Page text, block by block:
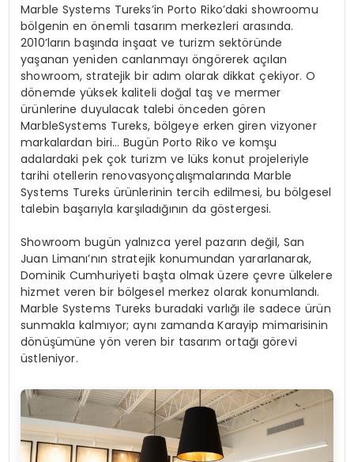
Marble Systems Tureks’in Porto Riko’daki showroomu
bölgenin en önemli tasarım merkezleri arasında.
2010’ların başında inşaat ve turizm sektöründe
yaşanan yeniden canlanmayı öngörerek açılan
showroom, stratejik bir adım olarak dikkat çekiyor. O
dönemde yüksek kaliteli doğal taş ve mermer
ürünlerine duyulacak talebi önceden gören
MarbleSystems Tureks, bölgeye erken giren vizyoner
markalardan biri… Bugün Porto Riko ve komşu
adalardaki pek çok turizm ve lüks konut projeleriyle
tarihi otellerin renovasyonçalışmalarında Marble
Systems Tureks ürünlerinin tercih edilmesi, bu bölgesel
talebin başarıyla karşıladığının da göstergesi.
Showroom bugün yalnızca yerel pazarın değil, San
Juan Limanı’nın stratejik konumundan yararlanarak,
Dominik Cumhuriyeti başta olmak üzere çevre ülkelere
hizmet veren bir bölgesel merkez olarak konumlandı.
Marble Systems Tureks buradaki varlığı ile sadece ürün
sunmakla kalmıyor; aynı zamanda Karayip mimarisinin
dönüşümüne yön veren bir tasarım ortağı görevi
üstleniyor.